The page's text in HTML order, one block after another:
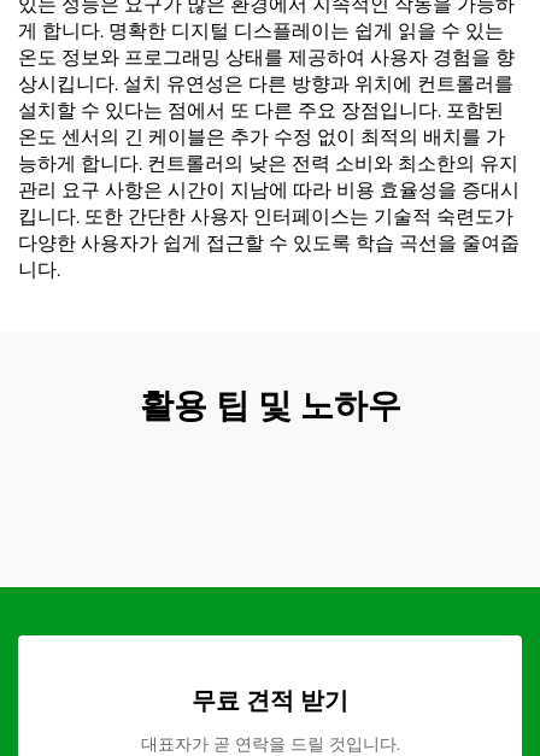
게 합니다. 명확한 디지털 디스플레이는 쉽게 읽을 수 있는
온도 정보와 프로그래밍 상태를 제공하여 사용자 경험을 향
상시킵니다. 설치 유연성은 다른 방향과 위치에 컨트롤러를
설치할 수 있다는 점에서 또 다른 주요 장점입니다. 포함된
온도 센서의 긴 케이블은 추가 수정 없이 최적의 배치를 가
능하게 합니다. 컨트롤러의 낮은 전력 소비와 최소한의 유지
관리 요구 사항은 시간이 지남에 따라 비용 효율성을 증대시
킵니다. 또한 간단한 사용자 인터페이스는 기술적 숙련도가
다양한 사용자가 쉽게 접근할 수 있도록 학습 곡선을 줄여줍
니다.
활용 팁 및 노하우
무료 견적 받기
대표자가 곧 연락을 드릴 것입니다.